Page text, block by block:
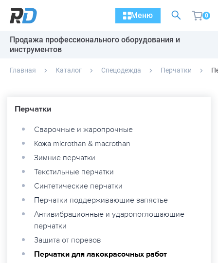
Меню 0
Продажа профессионального оборудования и
инструментов
Главная Каталог Спецодежда Перчатки
Перчатки
Сварочные и жаропрочные
Кожа microthan & macrothan
Зимние перчатки
Текстильные перчатки
Синтетические перчатки
Перчатки поддерживающие запястье
Антивибрационные и ударопоглощающие
перчатки
Защита от порезов
Перчатки для лакокрасочных работ